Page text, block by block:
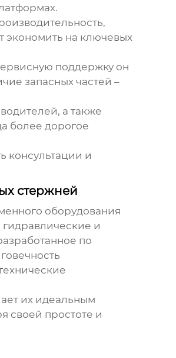
экономить на ключевых
поддержку он
запасных частей –
а также
более дорогое
консультации и
стержней
оборудования
и
по
их идеальным
своей простоте и